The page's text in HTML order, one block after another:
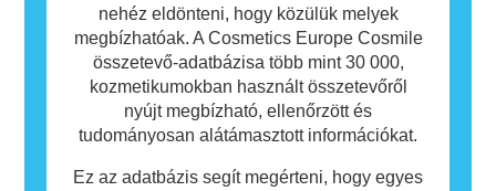
nehéz eldönteni, hogy közülük melyek
megbízhatóak. A Cosmetics Europe Cosmile
összetevő-adatbázisa több mint 30 000,
kozmetikumokban használt összetevőről
nyújt megbízható, ellenőrzött és
tudományosan alátámasztott információkat.
Ez az adatbázis segít megérteni, hogy egyes